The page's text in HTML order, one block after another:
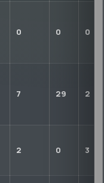
0 0 0
7 29 2
2 0 3